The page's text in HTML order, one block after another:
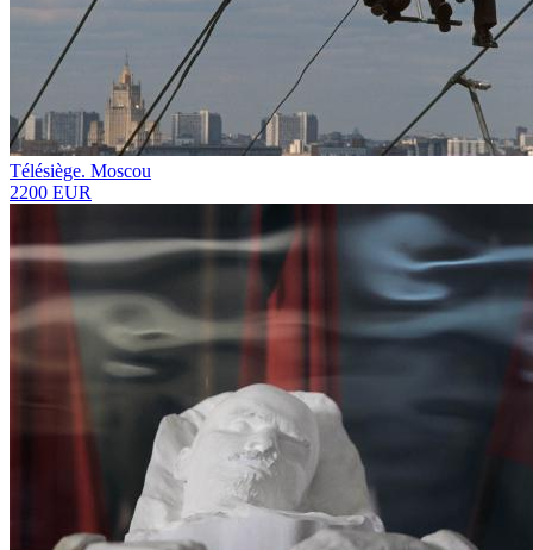
Télésiège. Moscou
2200 EUR